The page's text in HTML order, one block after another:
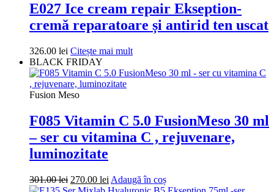
E027 Ice cream repair Ekseption-
cremă reparatoare și antirid ten uscat
326.00 lei Citește mai mult
BLACK FRIDAY
Fusion Meso
F085 Vitamin C 5.0 FusionMeso 30 ml
– ser cu vitamina C , rejuvenare,
luminozitate
301.00lei Prețul
270.00 lei Prețul
Adaugă în coș